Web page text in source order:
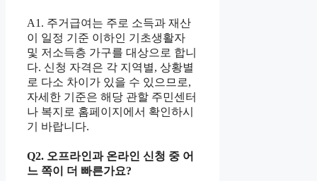
A1. 주거급여는 주로 소득과 재산
이 일정 기준 이하인 기초생활자
및 저소득층 가구를 대상으로 합니
다. 신청 자격은 각 지역별, 상황별
로 다소 차이가 있을 수 있으므로,
자세한 기준은 해당 관할 주민센터
나 복지로 홈페이지에서 확인하시
기 바랍니다.
Q2. 오프라인과 온라인 신청 중 어
느 쪽이 더 빠른가요?